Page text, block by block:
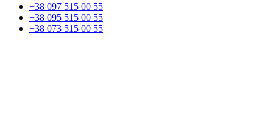
+38 097 515 00 55
+38 095 515 00 55
+38 073 515 00 55